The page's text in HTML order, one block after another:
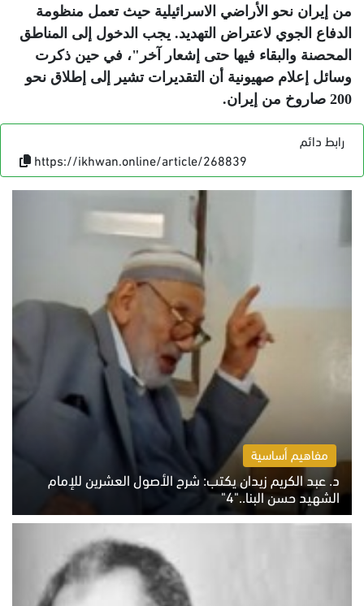
من إيران نحو الأراضي الاسرائيلية حيث تعمل منظومة
الدفاع الجوي لاعتراض التهديد. يجب الدخول إلى المناطق
المحصنة والبقاء فيها حتى إشعار آخر"، في حين ذكرت
وسائل إعلام صهيونية أن التقديرات تشير إلى إطلاق نحو
200 صاروخ من إيران
.
رابط دائم
https://ikhwan.online/article/268839
مفاهيم أساسية
د. عبد الكريم زيدان يكتب: شرح الأصول العشرين للإمام
الشهيد حسن البنا.."4"
الخميس 6 أغسطس 2026 10:27 ص